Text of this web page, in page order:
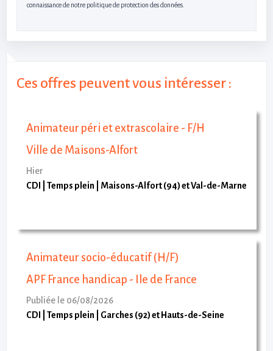
connaissance de notre politique de protection des données.
Ces offres peuvent vous intéresser :
Animateur péri et extrascolaire - F/H
Ville de Maisons-Alfort
Hier
CDI
Temps plein Maisons-Alfort (94) et Val-de-Marne
Animateur socio-éducatif (H/F)
APF France handicap - Ile de France
Publiée le 06/08/2026
CDI
Temps plein Garches (92) et Hauts-de-Seine